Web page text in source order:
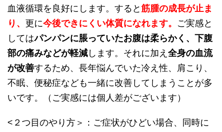
血液循環を良好にします。すると 筋腫の成長が止ま
り、 更に今後できにくい体質になれます。 ご実感と
してはパンパンに脹っていたお腹は柔らかく、下腹
部の痛みなどが軽減 します。それに加え 全身の血流
が改善するため、長年悩んでいた冷え性、肩こり、
不眠、便秘症なども一緒に改善してしまうことが多
いです。（ご実感には個人差がございます）
<２つ目のやり方＞：ご症状がひどい場合、同時に